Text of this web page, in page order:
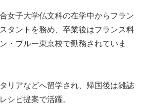
女子大学仏文科の在学中からフラン
タントを務め、卒業後はフランス料
・ブルー東京校で勤務されていま
リアなどへ留学され、帰国後は雑誌
シピ提案で活躍。